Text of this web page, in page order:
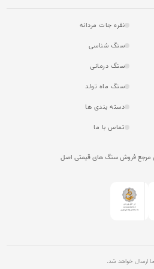
نقره جات مردانه
سنگ شناسی
سنگ درمانی
سنگ ماه تولد
دسته بندی ها
تماس با ما
مرجع فروش سنگ های قیمتی اصل
ارسال خواهد شد.